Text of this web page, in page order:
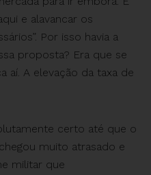
e alavancar os
Por isso havia a
proposta? Era que se
aí. A elevação da taxa de
certo até que o
muito atrasado e
militar que